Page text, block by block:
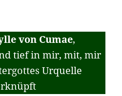
von Cumae,
tief in mir, mit, mir
Urquelle